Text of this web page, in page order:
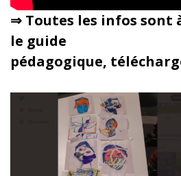
⇒ Toutes les infos sont
le guide
pédagogique,